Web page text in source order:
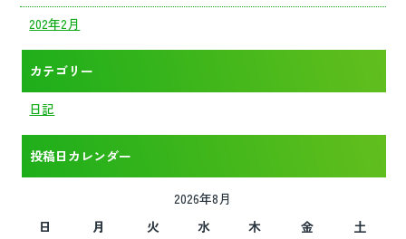
202年2月
カテゴリー
日記
投稿日カレンダー
2026年8月
日
月 火 水 木 金 土